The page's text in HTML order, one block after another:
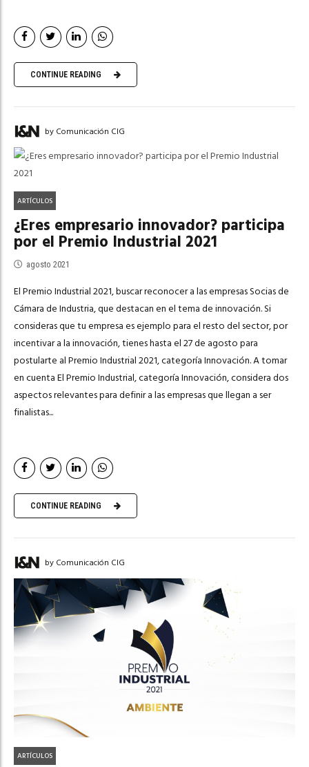
CONTINUE READING
by Comunicación CIG
ARTÍCULOS
¿Eres empresario innovador? participa
por el Premio Industrial 2021
agosto 2021
El Premio Industrial 2021, buscar reconocer a las empresas Socias de
Cámara de Industria, que destacan en el tema de innovación. Si
consideras que tu empresa es ejemplo para el resto del sector, por
incentivar a la innovación, tienes hasta el 27 de agosto para
postularte al Premio Industrial 2021, categoría Innovación. A tomar
en cuenta El Premio Industrial, categoría Innovación, considera dos
aspectos relevantes para definir a las empresas que llegan a ser
finalistas...
CONTINUE READING
by Comunicación CIG
ARTÍCULOS